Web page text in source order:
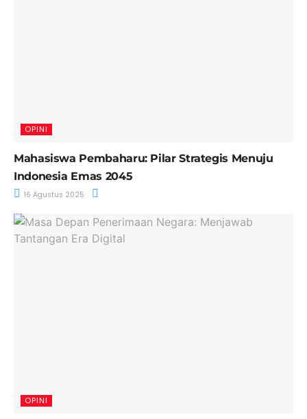
OPINI
Mahasiswa Pembaharu: Pilar Strategis Menuju
Indonesia Emas 2045
16 Agustus 2025
OPINI